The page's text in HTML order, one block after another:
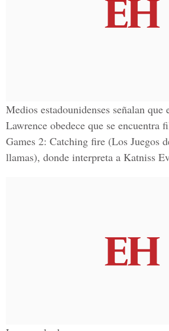
Medios estadounidenses señalan
Lawrence obedece que se encuentra
Games 2: Catching fire (Los Juegos
llamas), donde interpreta a Katniss